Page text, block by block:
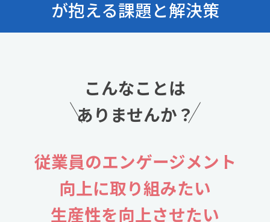
が抱える課題と解決策
こんなことは
ありませんか？
従業員のエンゲージメント
向上に取り組みたい
生産性を向上させたい